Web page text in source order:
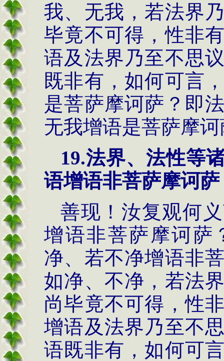
我、无我，若法界
毕竟不可得，性非
语及法界乃至不思
既非有，如何可言
是菩萨摩诃萨？即
无我增语是菩萨摩
19.法界、法性等
语增语非菩萨摩诃萨
善现！汝复观何
增语非菩萨摩诃萨
净、若不净增语非
如净、不净，若法
尚毕竟不可得，性
增语及法界乃至不
语既非有，如何可